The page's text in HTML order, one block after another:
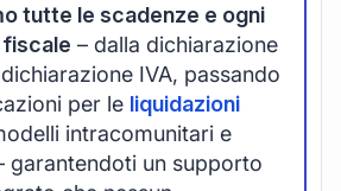
tutte le scadenze e ogni
– dalla dichiarazione
IVA, passando
per le liquidazioni
intracomunitari e
garantendoti un supporto